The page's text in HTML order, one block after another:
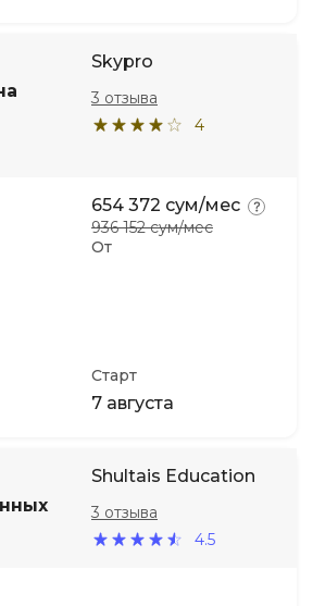
Skypro
4
3 отзыва
От
654 372 сум/мес
936 152 сум/мес
Старт
7 августа
Shultais Education
4.5
3 отзыва